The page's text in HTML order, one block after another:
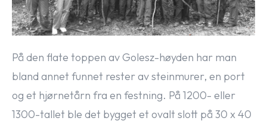
På den flate toppen av Golesz-høyden har man
bland annet funnet rester av steinmurer, en port
og et hjørnetårn fra en festning. På 1200- eller
1300-tallet ble det bygget et ovalt slott på 30 x 40